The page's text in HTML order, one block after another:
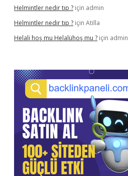
Helmintler nedir tıp ? için admin
Helmintler nedir tıp ? için Atilla
Helali hoş mu Helalühoş mu ? için admin